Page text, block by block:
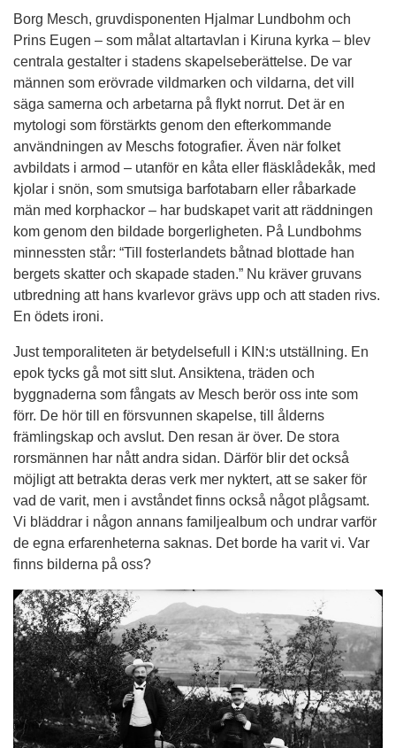
Borg Mesch, gruvdisponenten Hjalmar Lundbohm och
Prins Eugen – som målat altartavlan i Kiruna kyrka – blev
centrala gestalter i stadens skapelseberättelse. De var
männen som erövrade vildmarken och vildarna, det vill
säga samerna och arbetarna på flykt norrut. Det är en
mytologi som förstärkts genom den efterkommande
användningen av Meschs fotografier. Även när folket
avbildats i armod – utanför en kåta eller fläsklådekåk, med
kjolar i snön, som smutsiga barfotabarn eller råbarkade
män med korphackor – har budskapet varit att räddningen
kom genom den bildade borgerligheten. På Lundbohms
minnessten står: “Till fosterlandets båtnad blottade han
bergets skatter och skapade staden.” Nu kräver gruvans
utbredning att hans kvarlevor grävs upp och att staden rivs.
En ödets ironi.
Just temporaliteten är betydelsefull i KIN:s utställning. En
epok tycks gå mot sitt slut. Ansiktena, träden och
byggnaderna som fångats av Mesch berör oss inte som
förr. De hör till en försvunnen skapelse, till ålderns
främlingskap och avslut. Den resan är över. De stora
rorsmännen har nått andra sidan. Därför blir det också
möjligt att betrakta deras verk mer nyktert, att se saker för
vad de varit, men i avståndet finns också något plågsamt.
Vi bläddrar i någon annans familjealbum och undrar varför
de egna erfarenheterna saknas. Det borde ha varit vi. Var
finns bilderna på oss?